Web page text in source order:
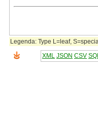
Legenda: Type L=leaf,
XML JSON CSV